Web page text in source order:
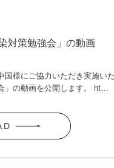
対策勉強会」の動画
国様にご協力いただき実施い
」の動画を公開します。 ht…
D